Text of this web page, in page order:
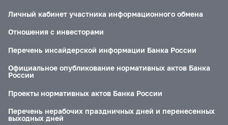
Личный кабинет участника информационного обмена
Отношения с инвесторами
Перечень инсайдерской информации Банка России
Официальное опубликование нормативных актов Банка
России
Проекты нормативных актов Банка России
Перечень нерабочих праздничных дней и перенесенных
выходных дней